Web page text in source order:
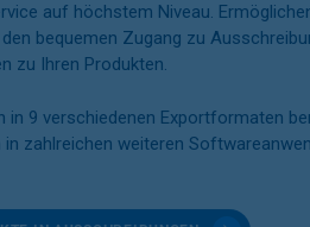
auf höchstem Niveau.
bequemen Zugang zu
zu Ihren Produkten.
in 9 verschiedenen Exportformaten
zahlreichen weiteren